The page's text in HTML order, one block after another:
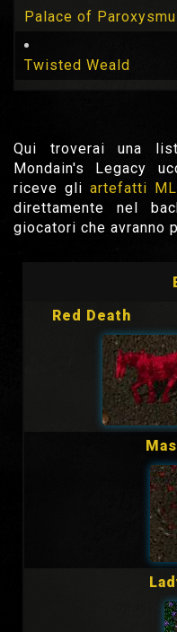
Palace of
Twisted Weald
Qui troverai una
Mondain's Legacy
riceve gli artefatti ML
direttamente nel
giocatori che avranno
Red Death